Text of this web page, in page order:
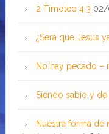
2 Timoteo 4:3 02/
¿Será que Jesús
No hay pecado –
Siendo sabio y
Nuestra forma de